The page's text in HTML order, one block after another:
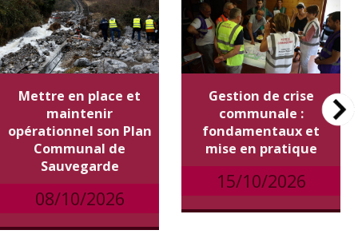
Mettre en place et
maintenir
opérationnel son Plan
Communal de
Sauvegarde
08/10/2026
Gestion de crise
communale :
fondamentaux et
mise en pratique
15/10/2026